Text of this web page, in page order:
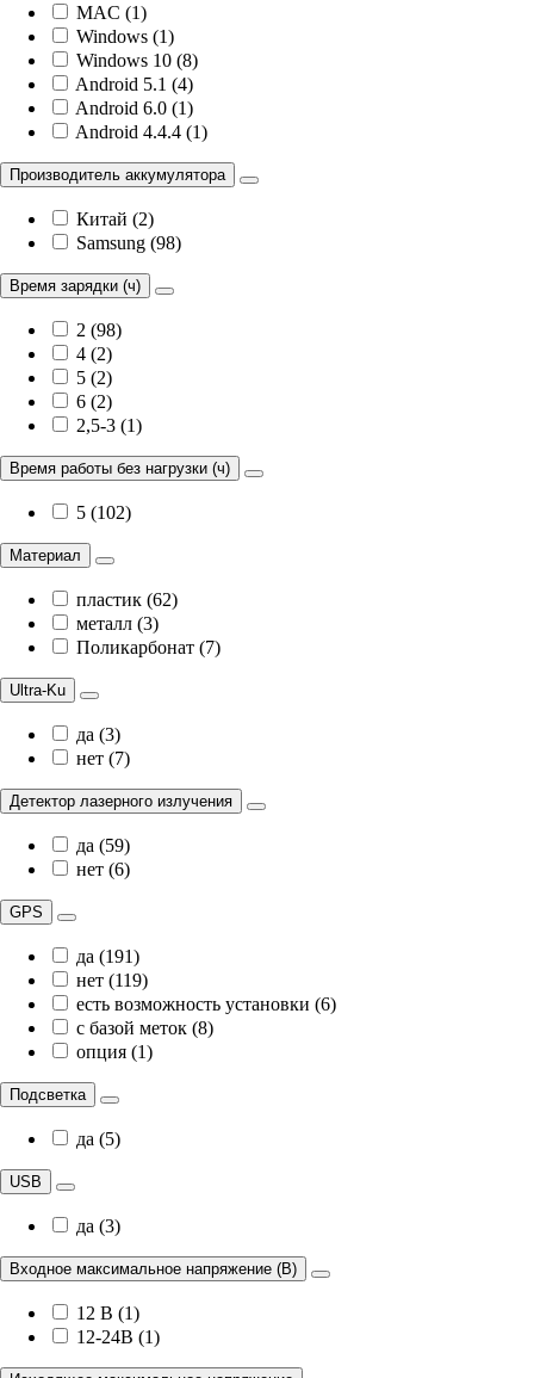
MAC (1)
Windows (1)
Windows 10 (8)
Android 5.1 (4)
Android 6.0 (1)
Android 4.4.4 (1)
Производитель аккумулятора
Китай (2)
Samsung (98)
Время зарядки (ч)
2 (98)
4 (2)
5 (2)
6 (2)
2,5-3 (1)
Время работы без нагрузки (ч)
5 (102)
Материал
пластик (62)
металл (3)
Поликарбонат (7)
Ultra-Ku
да (3)
нет (7)
Детектор лазерного излучения
да (59)
нет (6)
GPS
да (191)
нет (119)
есть возможность установки (6)
с базой меток (8)
опция (1)
Подсветка
да (5)
USB
да (3)
Входное максимальное напряжение (В)
12 В (1)
12-24В (1)